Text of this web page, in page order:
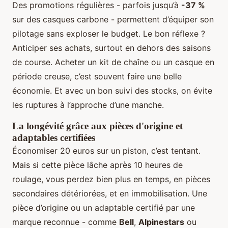
Des promotions régulières - parfois jusqu’à -37 %
sur des casques carbone - permettent d’équiper son
pilotage sans exploser le budget. Le bon réflexe ?
Anticiper ses achats, surtout en dehors des saisons
de course. Acheter un kit de chaîne ou un casque en
période creuse, c’est souvent faire une belle
économie. Et avec un bon suivi des stocks, on évite
les ruptures à l’approche d’une manche.
La longévité grâce aux pièces d'origine et
adaptables certifiées
Économiser 20 euros sur un piston, c’est tentant.
Mais si cette pièce lâche après 10 heures de
roulage, vous perdez bien plus en temps, en pièces
secondaires détériorées, et en immobilisation. Une
pièce d’origine ou un adaptable certifié par une
marque reconnue - comme Bell, Alpinestars ou